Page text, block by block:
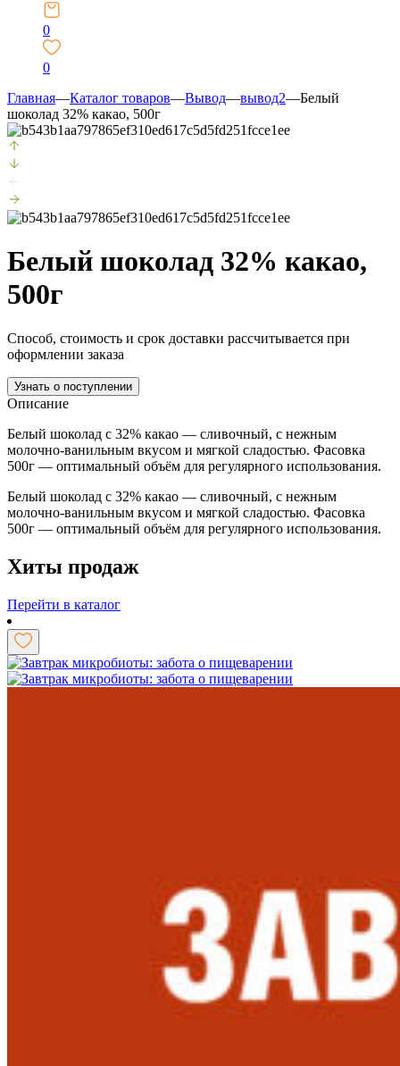
0
0
Главная—Каталог товаров—Вывод—вывод2—Белый
шоколад 32% какао, 500г
Белый шоколад 32% какао,
500г
Способ, стоимость и срок доставки рассчитывается при
оформлении заказа
Узнать о поступлении
Описание
Белый шоколад с 32% какао — сливочный, с нежным
молочно-ванильным вкусом и мягкой сладостью. Фасовка
500г — оптимальный объём для регулярного использования.
Белый шоколад с 32% какао — сливочный, с нежным
молочно-ванильным вкусом и мягкой сладостью. Фасовка
500г — оптимальный объём для регулярного использования.
Хиты продаж
Перейти в каталог